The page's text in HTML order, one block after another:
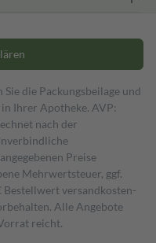
die Packungsbeilage und
Ihrer Apotheke. AVP:
nach der
Preise
Mehrwertsteuer, ggf.
Bestell­wert versand­kosten­
Alle Angebote
reicht.